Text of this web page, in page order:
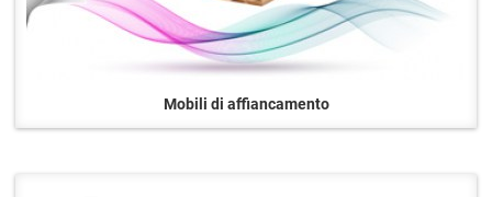
Mobili di affiancamento